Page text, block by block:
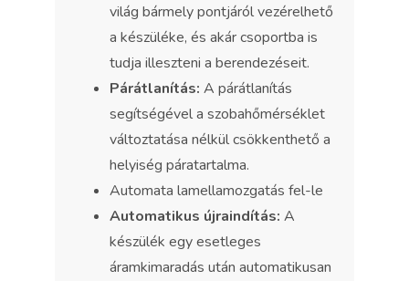
világ bármely pontjáról vezérelhető
a készüléke, és akár csoportba is
tudja illeszteni a berendezéseit.
Párátlanítás: A párátlanítás
segítségével a szobahőmérséklet
változtatása nélkül csökkenthető a
helyiség páratartalma.
Automata lamellamozgatás fel-le
Automatikus újraindítás: A
készülék egy esetleges
áramkimaradás után automatikusan